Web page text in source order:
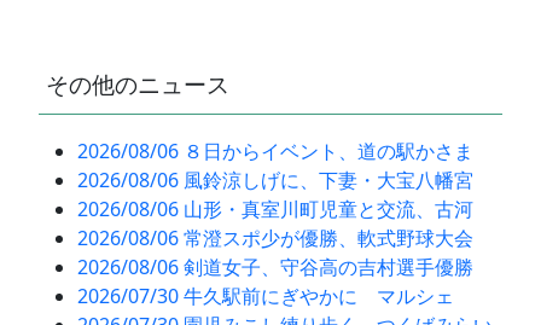
その他のニュース
2026/08/06 ８日からイベント、道の駅かさま
2026/08/06 風鈴涼しげに、下妻・大宝八幡宮
2026/08/06 山形・真室川町児童と交流、古河
2026/08/06 常澄スポ少が優勝、軟式野球大会
2026/08/06 剣道女子、守谷高の吉村選手優勝
2026/07/30 牛久駅前にぎやかに マルシェ